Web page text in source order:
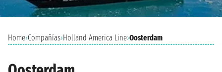
Home›Compañías›Holland America Line›Oosterdam